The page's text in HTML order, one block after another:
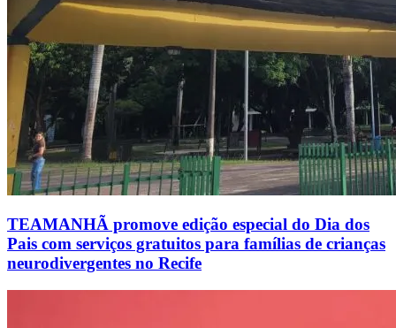
TEAMANHÃ promove edição especial do Dia dos
Pais com serviços gratuitos para famílias de crianças
neurodivergentes no Recife